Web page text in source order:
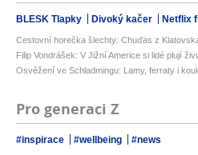
BLESK Tlapky Divoký kačer Netflix
Cestovní horečka šlechty: Chuďas z
Filip Vondrášek: V Jižní Americe si lidé plují
Osvěžení ve Schladmingu: Lamy, ferraty i
Pro generaci Z
#inspirace #wellbeing #news